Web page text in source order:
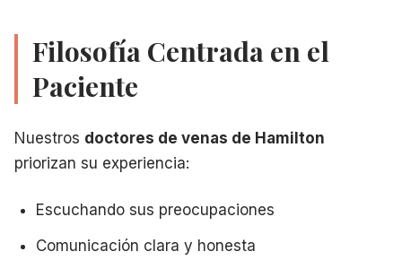
Filosofía Centrada en el
Paciente
Nuestros doctores de venas de Hamilton
priorizan su experiencia:
Escuchando sus preocupaciones
Comunicación clara y honesta